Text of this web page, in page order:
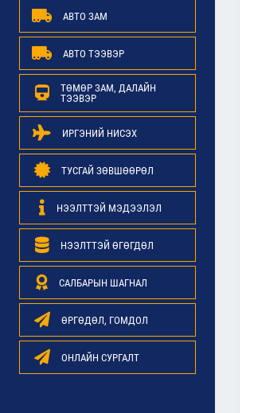
АВТО ЗАМ
АВТО ТЭЭВЭР
ТӨМӨР ЗАМ, ДАЛАЙН
ТЭЭВЭР
ИРГЭНИЙ НИСЭХ
ТУСГАЙ ЗӨВШӨӨРӨЛ
НЭЭЛТТЭЙ МЭДЭЭЛЭЛ
НЭЭЛТТЭЙ ӨГӨГДӨЛ
САЛБАРЫН ШАГНАЛ
ӨРГӨДӨЛ, ГОМДОЛ
ОНЛАЙН СУРГАЛТ